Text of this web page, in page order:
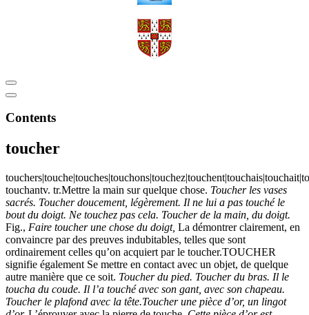
Contents
toucher
touchantv. tr.Mettre la main sur quelque chose. Toucher les vases
sacrés. Toucher doucement, légèrement. Il ne lui a pas touché le
bout du doigt. Ne touchez pas cela. Toucher de la main, du doigt.
Fig., Faire toucher une chose du doigt, La démontrer clairement, en
convaincre par des preuves indubitables, telles que sont
ordinairement celles qu’on acquiert par le toucher.TOUCHER
signifie également Se mettre en contact avec un objet, de quelque
autre manière que ce soit. Toucher du pied. Toucher du bras. Il le
toucha du coude. Il l’a touché avec son gant, avec son chapeau.
Toucher le plafond avec la tête.Toucher une pièce d’or, un lingot